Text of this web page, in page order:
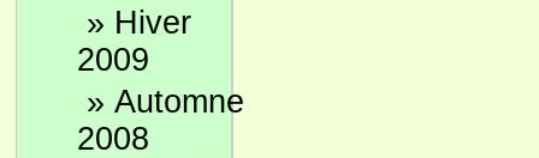
» Hiver
2009
» Automne
2008